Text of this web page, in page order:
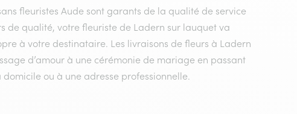
fleuristes Aude sont garants de la qualité de service
de qualité, votre fleuriste de Ladern sur lauquet va
à votre destinataire. Les livraisons de fleurs à Ladern
d’amour à une cérémonie de mariage en passant
ou à une adresse professionnelle.